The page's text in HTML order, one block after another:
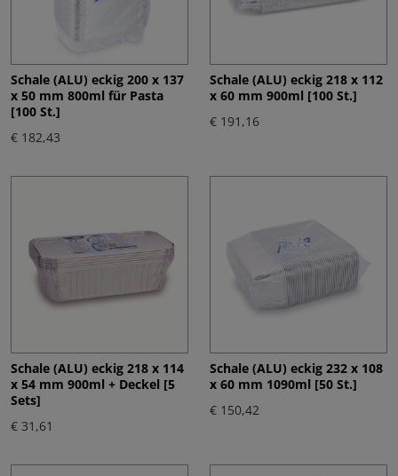
Schale (ALU) eckig 200 x 137
x 50 mm 800ml für Pasta
[100 St.]
€ 182,43
Schale (ALU) eckig 218 x 112
x 60 mm 900ml [100 St.]
€ 191,16
Schale (ALU) eckig 218 x 114
x 54 mm 900ml + Deckel [5
Sets]
€ 31,61
Schale (ALU) eckig 232 x 108
x 60 mm 1090ml [50 St.]
€ 150,42